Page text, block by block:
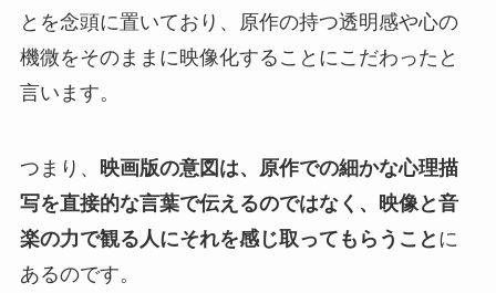
とを念頭に置いており、原作の持つ透明感や心の
機微をそのままに映像化することにこだわったと
言います。
つまり、
映画版の意図は、原作での細かな心理描
写を直接的な言葉で伝えるのではなく、映像と音
楽の力で観る人にそれを感じ取ってもらうこと に
あるのです。